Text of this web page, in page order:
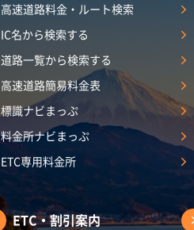
高速道路料金・ルート検索
IC名から検索する
道路一覧から検索する
高速道路簡易料金表
標識ナビまっぷ
料金所ナビまっぷ
ETC専用料金所
ETC・割引案内